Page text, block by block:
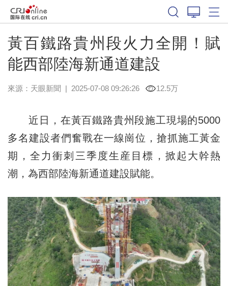
黃百鐵路貴州段火力全開！賦
能西部陸海新通道建設
來源： 天眼新聞 | 2025-07-08 09:26:26 12.5万
近日，在黃百鐵路貴州段施工現場的5000
多名建設者們奮戰在一線崗位，搶抓施工黃金
期，全力衝刺三季度生産目標，掀起大幹熱
潮，為西部陸海新通道建設賦能。